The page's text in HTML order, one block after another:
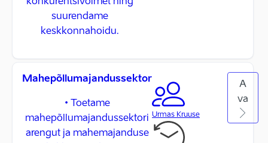
suurendame
keskkonnahoidu.
Mahepõllumajandussektor
• Toetame
mahepõllumajandussektori
arengut ja mahemajanduse
Urmas Kruuse
A
va